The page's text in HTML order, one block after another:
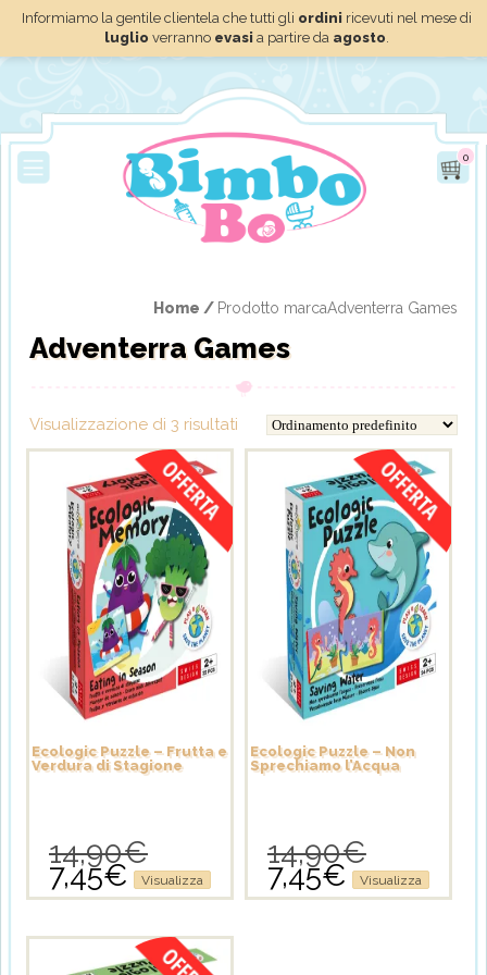
Informiamo la gentile clientela che tutti gli ordini ricevuti nel mese di
luglio verranno evasi a partire da agosto.
0
Home / Prodotto marcaAdventerra Games
Adventerra Games
Visualizzazione di 3 risultati
Ecologic Puzzle – Frutta e
Verdura di Stagione
14,90€Il
prezzo
originale
14,90€.
7,45€ Il
prezzo
è:
7,45€.
Visualizza
Ecologic Puzzle – Non
Sprechiamo l’Acqua
14,90€Il
prezzo
originale
7,45€ Il
prezzo
Visualizza